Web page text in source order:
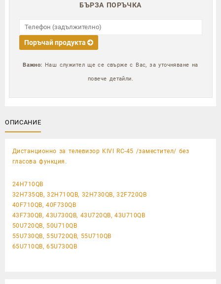
БЪРЗА ПОРЪЧКА
Поръчай продукта
Важно: Наш служител ще се свърже с Вас, за уточняване на
повече детайли.
ОПИСАНИЕ
Дистанционно за телевизор KIVI RC-45 /заместител/ без
гласова функция.
24H710QB
32H735QB, 32H710QB, 32H730QB, 32F720QB
40F710QB, 40F730QB
43F730QB, 43U730QB, 43U720QB, 43U710QB
50U720QB, 50U710QB
55U730QB, 55U720QB, 55U710QB
65U710QB, 65U730QB